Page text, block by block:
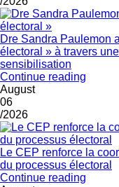
Dre Sandra Paulemon
électoral » à travers
sensibilisation
Continue reading
August
06
/2026
Le CEP renforce la
du processus électoral
Continue reading